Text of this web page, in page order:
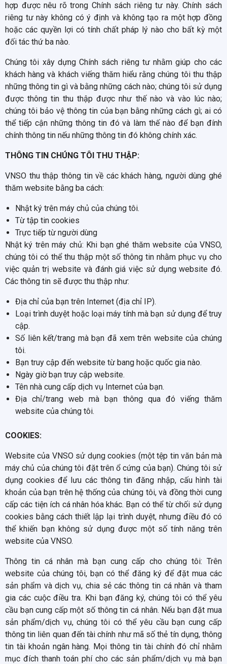
hợp được nêu rõ trong Chính sách riêng tư này. Chính sách
riêng tư này không có ý định và không tạo ra một hợp đồng
hoặc các quyền lợi có tính chất pháp lý nào cho bất kỳ một
đối tác thứ ba nào.
Chúng tôi xây dựng Chính sách riêng tư nhằm giúp cho các
khách hàng và khách viếng thăm hiểu rằng chúng tôi thu thập
những thông tin gì và bằng những cách nào; chúng tôi sử dụng
được thông tin thu thập được như thế nào và vào lúc nào;
chúng tôi bảo vệ thông tin của bạn bằng những cách gì; ai có
thể tiếp cận những thông tin đó và làm thế nào để bạn đính
chính thông tin nếu những thông tin đó không chính xác.
THÔNG TIN CHÚNG TÔI THU THẬP:
VNSO thu thập thông tin về các khách hàng, người dùng ghé
thăm website bằng ba cách:
Nhật ký trên máy chủ của chúng tôi.
Từ tập tin cookies
Trực tiếp từ người dùng
Nhật ký trên máy chủ: Khi bạn ghé thăm website của VNSO,
chúng tôi có thể thu thập một số thông tin nhằm phục vụ cho
việc quản trị website và đánh giá việc sử dụng website đó.
Các thông tin sẽ được thu thập như:
Địa chỉ của bạn trên Internet (địa chỉ IP).
Loại trình duyệt hoặc loại máy tính mà bạn sử dụng để truy
cập.
Số liên kết/trang mà bạn đã xem trên website của chúng
tôi.
Bạn truy cập đến website từ bang hoặc quốc gia nào.
Ngày giờ bạn truy cập website.
Tên nhà cung cấp dịch vụ Internet của bạn.
Địa chỉ/trang web mà bạn thông qua đó viếng thăm
website của chúng tôi.
COOKIES:
Website của VNSO sử dụng cookies (một tệp tin văn bản mà
máy chủ của chúng tôi đặt trên ổ cứng của bạn). Chúng tôi sử
dụng cookies để lưu các thông tin đăng nhập, cấu hình tài
khoản của bạn trên hệ thống của chúng tôi, và đồng thời cung
cấp các tiện ích cá nhân hóa khác. Bạn có thể từ chối sử dụng
cookies bằng cách thiết lập lại trình duyệt, nhưng điều đó có
thể khiến bạn không sử dụng được một số tính năng trên
website của VNSO.
Thông tin cá nhân mà bạn cung cấp cho chúng tôi: Trên
website của chúng tôi, bạn có thể đăng ký để đặt mua các
sản phẩm và dịch vụ, chia sẻ các thông tin cá nhân và tham
gia các cuộc điều tra. Khi bạn đăng ký, chúng tôi có thể yêu
cầu bạn cung cấp một số thông tin cá nhân. Nếu bạn đặt mua
sản phẩm/dịch vụ, chúng tôi có thể yêu cầu bạn cung cấp
thông tin liên quan đến tài chính như mã số thẻ tín dụng, thông
tin tài khoản ngân hàng. Mọi thông tin tài chính đó chỉ nhằm
mục đích thanh toán phí cho các sản phẩm/dịch vụ mà bạn